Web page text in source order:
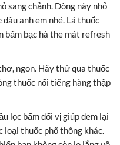
sang chảnh. Dòng này nhỏ
anh em nhé. Lá thuốc
bấm bạc hà the mát refresh
ngon. Hãy thử qua thuốc
thuốc nổi tiếng hàng thập
lọc bấm đổi vị giúp đem lại
loại thuốc phổ thông khác.